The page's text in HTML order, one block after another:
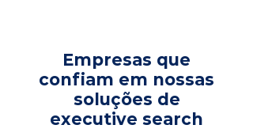
Empresas que
confiam em nossas
soluções de
executive search